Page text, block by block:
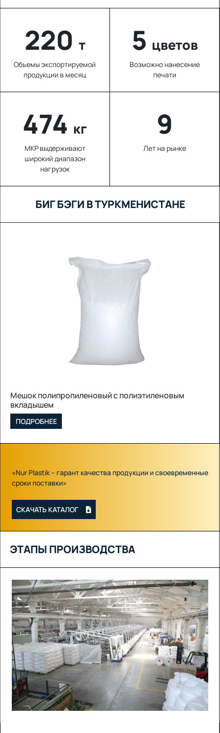
220 т
Объемы экспортируемой
продукции в месяц
5 цветов
Возможно нанесение
печати
643 кг
МКР выдерживают
широкий диапазон
нагрузок
9
Лет на рынке
БИГ БЭГИ В ТУРКМЕНИСТАНЕ
Мешок полипропиленовый с полиэтиленовым
вкладышем
ПОДРОБНЕЕ
«Nur Plastik – гарант качества продукции и своевременные
сроки поставки»
СКАЧАТЬ КАТАЛОГ
ЭТАПЫ ПРОИЗВОДСТВА